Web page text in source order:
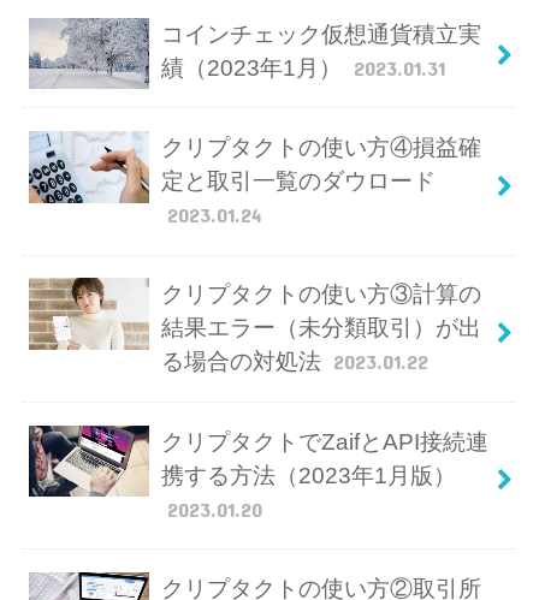
コインチェック仮想通貨積立実
績（2023年1月）
2023.01.31
クリプタクトの使い方④損益確
定と取引一覧のダウロード
2023.01.24
クリプタクトの使い方③計算の
結果エラー（未分類取引）が出
る場合の対処法 2023.01.22
クリプタクトでZaifとAPI接続連
携する方法（2023年1月版）
2023.01.20
クリプタクトの使い方②取引所